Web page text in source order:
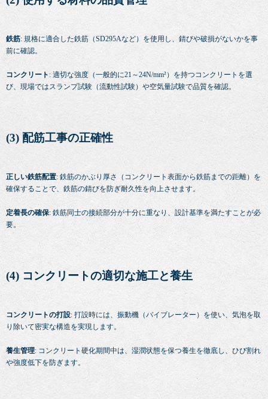
鉄筋: 規格に適合した鉄筋（SD295Aなど）を使用し、錆びや破損がないかを事
前に確認。
コンクリート : 適切な強度（一般的に21～24N/mm²）を持つコンクリートを選
び、現場ではスランプ試験（流動性試験）や空気量試験で品質を確認。
(3) 配筋工事の正確性
正しい鉄筋配置: 鉄筋のかぶり厚さ（コンクリート表面から鉄筋までの距離）を
確保することで、鉄筋の錆びを防ぎ耐久性を向上させます。
定着長の確保: 鉄筋同士の接続部分が十分に重なり、設計基準を満たすことが必
要。
(4) コンクリートの適切な施工と養生
コンクリートの打設: 打設時には、振動機（バイブレーター）を使い、気泡を取
り除いて密実な構造を実現します。
養生管理: コンクリート硬化期間中は、湿潤状態を保つ養生を徹底し、ひび割れ
や強度低下を防ぎます。